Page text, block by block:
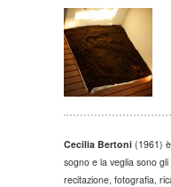
Cecilia Bertoni (1961)
sogno e la veglia sono
recitazione, fotografia,